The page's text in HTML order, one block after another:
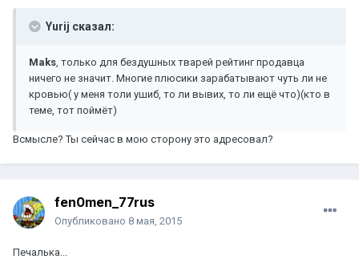
Yurij сказал:
Maks, только для бездушных тварей рейтинг продавца
ничего не значит. Многие плюсики зарабатывают чуть ли не
кровью( у меня толи ушиб, то ли вывих, то ли ещё что)(кто в
теме, тот поймёт)
Всмысле? Ты сейчас в мою сторону это адресовал?
fen0men_77rus
Опубликовано 8 мая, 2015
Печалька...